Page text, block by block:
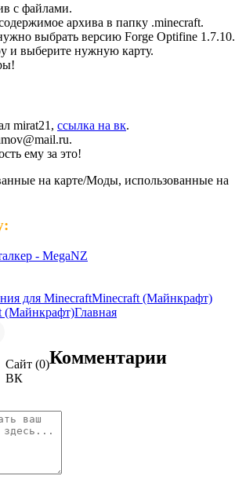
с файлами.
архива в папку .minecraft.
выбрать версию Forge Optifine 1.7.10.
и выберите нужную карту.
mirat21, ссылка на вк.
ему за это!
на карте/Моды, использованные на
- MegaNZ
для MinecraftMinecraft (Майнкрафт)
(Майнкрафт)Главная
Сайт (0)
ВК
Комментарии